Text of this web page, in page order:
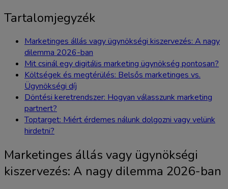
Tartalomjegyzék
Marketinges állás vagy ügynökségi kiszervezés: A nagy
dilemma 2026-ban
Mit csinál egy digitális marketing ügynökség pontosan?
Költségek és megtérülés: Belsős marketinges vs.
Ügynökségi díj
Döntési keretrendszer: Hogyan válasszunk marketing
partnert?
Toptarget: Miért érdemes nálunk dolgozni vagy velünk
hirdetni?
Marketinges állás vagy ügynökségi
kiszervezés: A nagy dilemma 2026-ban